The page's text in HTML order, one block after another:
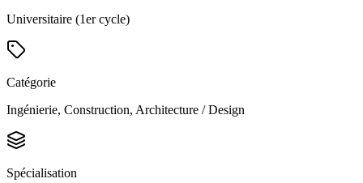
Universitaire (1er cycle)
Catégorie
Ingénierie, Construction, Architecture / Design
Spécialisation